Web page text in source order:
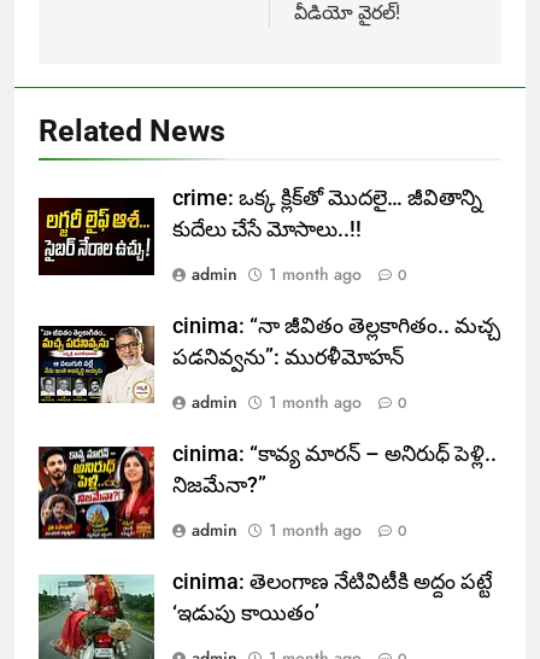
వీడియో వైరల్!
Related News
crime: ఒక్క క్లిక్‌తో మొదలై… జీవితాన్ని
కుదేలు చేసే మోసాలు..!!
admin
1 month ago 0
cinima: “నా జీవితం తెల్లకాగితం.. మచ్చ
పడనివ్వను”: మురళీమోహన్
admin
1 month ago 0
cinima: “కావ్య మారన్ – అనిరుధ్ పెళ్లి..
నిజమేనా?”
admin
1 month ago 0
cinima: తెలంగాణ నేటివిటీకి అద్దం పట్టే
‘ఇడుపు కాయితం’